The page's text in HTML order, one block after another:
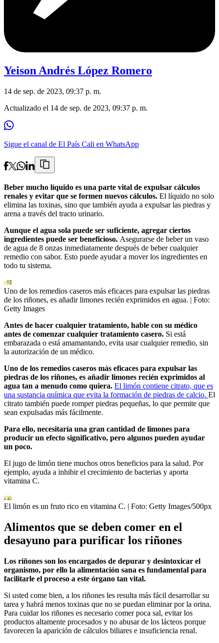
Yeison Andrés López Romero
14 de sep. de 2023, 09:37 p. m.
Actualizado el 14 de sep. de 2023, 09:37 p. m.
Sigue el canal de El País Cali en WhatsApp
Beber mucho líquido es una parte vital de expulsar cálculos
renales y evitar que se formen nuevos cálculos. El líquido no solo
elimina las toxinas, sino que también ayuda a expulsar las piedras y
arena a través del tracto urinario.
Aunque el agua sola puede ser suficiente, agregar ciertos
ingredientes puede ser beneficioso. Asegurarse de beber un vaso
de agua de 8 onzas inmediatamente después de beber cualquier
remedio con sabor. Esto puede ayudar a mover los ingredientes en
todo tu sistema.
Uno de los remedios caseros más eficaces para expulsar las piedras
de los riñones, es añadir limones recién exprimidos en agua. | Foto:
Getty Images
Antes de hacer cualquier tratamiento, hable con su médico
antes de comenzar cualquier tratamiento casero. Si está
embarazada o está amamantando, evita usar cualquier remedio, sin
la autorización de un médico.
Uno de los remedios caseros más eficaces para expulsar las
piedras de los riñones, es añadir limones recién exprimidos al
agua tan a menudo como quiera. El limón contiene citrato, que es
una sustancia química que evita la formación de piedras de calcio. El
citrato también puede romper piedras pequeñas, lo que permite que
sean expulsadas más fácilmente.
Para ello, necesitaría una gran cantidad de limones para
producir un efecto significativo, pero algunos pueden ayudar
un poco.
El jugo de limón tiene muchos otros beneficios para la salud. Por
ejemplo, ayuda a inhibir el crecimiento de bacterias y aporta
vitamina C.
El limón es un fruto rico en vitamina C. | Foto: Getty Images/500px
Alimentos que se deben comer en el
desayuno para purificar los riñones
Los riñones son los encargados de depurar y desintoxicar el
organismo, por ello la alimentación sana es fundamental para
facilitarle el proceso a este órgano tan vital.
Si usted come bien, a los riñones les resulta más fácil desarrollar su
tarea y habrá menos toxinas que no se puedan eliminar por la orina.
Para cuidar los riñones es necesario comer poca sal, evitar los
productos altamente procesados y no abusar de los lácteos porque
favorecen la aparición de cálculos biliares e insuficiencia renal.